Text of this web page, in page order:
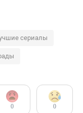
сериалы
0 0